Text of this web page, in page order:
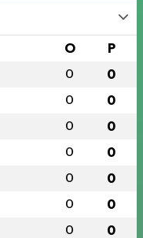
O P
0 0
0 0
0 0
0 0
0 0
0 0
0 0